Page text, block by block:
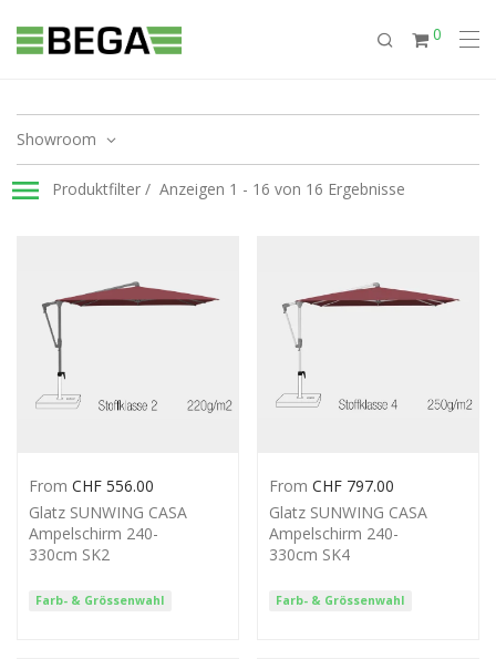
0
Showroom
Produktfilter Anzeigen 1 - 16 von 16 Ergebnisse
Farb- & Grössenwahl
Glatz SUNWING CASA
Ampelschirm 240-
330cm SK2
From CHF 556.00
Farb- & Grössenwahl
Glatz SUNWING CASA
Ampelschirm 240-
330cm SK4
From CHF 797.00